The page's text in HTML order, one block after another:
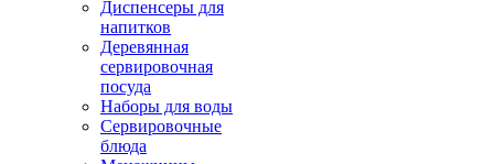
Диспенсеры для
напитков
Деревянная
сервировочная
посуда
Наборы для воды
Сервировочные
блюда